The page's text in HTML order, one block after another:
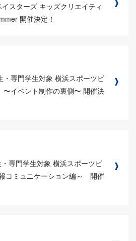
スターズ キッズクリエイティ
開催決定！
・専門学生対象 横浜スポーツビ
イベント制作の裏側〜 開催決
専門学生対象 横浜スポーツビ
コミュニケーション編～ 開催